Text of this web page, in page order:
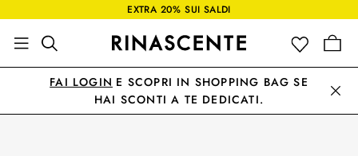
EXTRA 20% SUI SALDI
FAI LOGIN E SCOPRI IN SHOPPING BAG SE
HAI SCONTI A TE DEDICATI.